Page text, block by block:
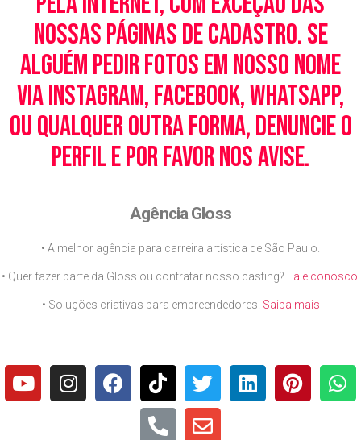
nossas páginas de cadastro. Se
alguém pedir fotos em nosso nome
via Instagram, Facebook, WhatsApp,
ou qualquer outra forma, denuncie o
perfil e por favor nos avise.
Agência Gloss
• A melhor agência para carreira artística de São Paulo.
• Quer fazer parte da Gloss ou contratar nosso casting? Fale conosco!
• Soluções criativas para empreendedores. Saiba mais